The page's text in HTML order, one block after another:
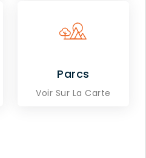
Parcs
Voir Sur La Carte